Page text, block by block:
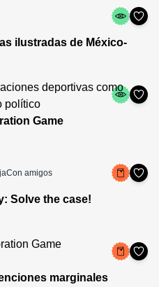
ilustradas de México-
Game
Con amigos
Solve the case!
marginales